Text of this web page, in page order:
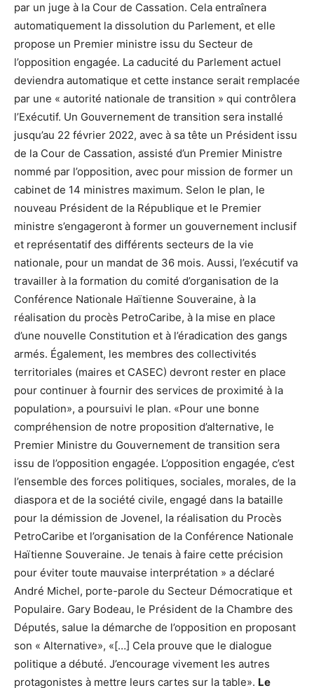
par un juge à la Cour de Cassation. Cela entraînera
automatiquement la dissolution du Parlement, et elle
propose un Premier ministre issu du Secteur de
l’opposition engagée. La caducité du Parlement actuel
deviendra automatique et cette instance serait remplacée
par une « autorité nationale de transition » qui contrôlera
l’Exécutif. Un Gouvernement de transition sera installé
jusqu’au 22 février 2022, avec à sa tête un Président issu
de la Cour de Cassation, assisté d’un Premier Ministre
nommé par l’opposition, avec pour mission de former un
cabinet de 14 ministres maximum. Selon le plan, le
nouveau Président de la République et le Premier
ministre s’engageront à former un gouvernement inclusif
et représentatif des différents secteurs de la vie
nationale, pour un mandat de 36 mois. Aussi, l’exécutif va
travailler à la formation du comité d’organisation de la
Conférence Nationale Haïtienne Souveraine, à la
réalisation du procès PetroCaribe, à la mise en place
d’une nouvelle Constitution et à l’éradication des gangs
armés. Également, les membres des collectivités
territoriales (maires et CASEC) devront rester en place
pour continuer à fournir des services de proximité à la
population», a poursuivi le plan. «Pour une bonne
compréhension de notre proposition d’alternative, le
Premier Ministre du Gouvernement de transition sera
issu de l’opposition engagée. L’opposition engagée, c’est
l’ensemble des forces politiques, sociales, morales, de la
diaspora et de la société civile, engagé dans la bataille
pour la démission de Jovenel, la réalisation du Procès
PetroCaribe et l’organisation de la Conférence Nationale
Haïtienne Souveraine. Je tenais à faire cette précision
pour éviter toute mauvaise interprétation » a déclaré
André Michel, porte-parole du Secteur Démocratique et
Populaire. Gary Bodeau, le Président de la Chambre des
Députés, salue la démarche de l’opposition en proposant
son « Alternative», «[…] Cela prouve que le dialogue
politique a débuté. J’encourage vivement les autres
protagonistes à mettre leurs cartes sur la table». Le